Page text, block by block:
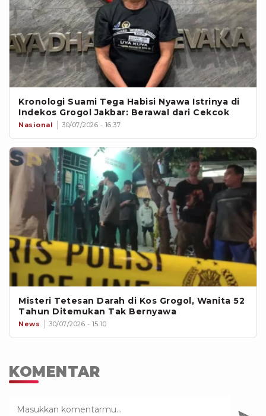
Kronologi Suami Tega Habisi Nyawa Istrinya di
Indekos Grogol Jakbar: Berawal dari Cekcok
Nasional 30/07/2026 - 16:37
Misteri Tetesan Darah di Kos Grogol, Wanita 52
Tahun Ditemukan Tak Bernyawa
News 30/07/2026 - 15:10
KOMENTAR